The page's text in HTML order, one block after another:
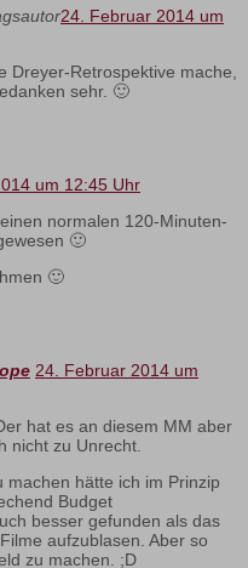
24. Februar 2014 um
Dreyer-Retrospektive mache,
sehr. 🙂
um 12:45 Uhr
normalen 120-Minuten-
🙂
🙂
24. Februar 2014 um
hat es an diesem MM aber
nicht zu Unrecht.
machen hätte ich im Prinzip
Budget
besser gefunden als das
aufzublasen. Aber so
zu machen. ;D